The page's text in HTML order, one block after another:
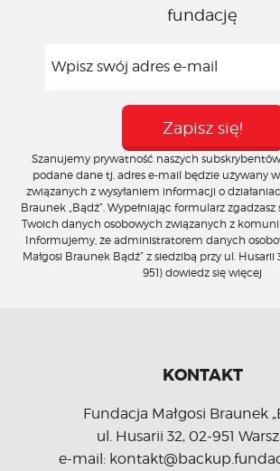
fundację
Szanujemy prywatność naszych
podane dane tj. adres e-mail będzie używany
związanych z wysyłaniem informacji o
Braunek „Bądź”. Wypełniając formularz
Twoich danych osobowych związanych z
Informujemy, że administratorem danych
Małgosi Braunek Bądź” z siedzibą przy ul. Husarii
951) dowiedz się więcej
KONTAKT
Fundacja Małgosi Braunek
ul. Husarii 32, 02-951
e-mail: